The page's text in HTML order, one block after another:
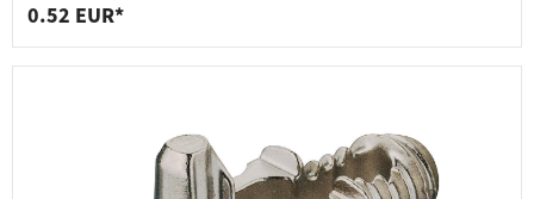
0.52 EUR*